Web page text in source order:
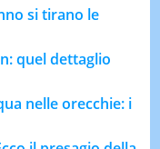
si tirano le
quel dettaglio
nelle orecchie: i